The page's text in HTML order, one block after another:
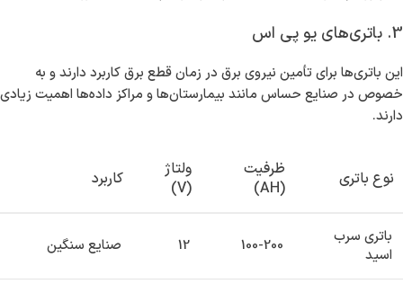
3. باتری‌های یو پی اس
این باتری‌ها برای تأمین نیروی برق در زمان قطع برق کاربرد دارند و به
خصوص در صنایع حساس مانند بیمارستان‌ها و مراکز داده‌ها اهمیت زیادی
دارند.
نوع باتری
ظرفیت
(AH)
ولتاژ
(V)
کاربرد
باتری سرب
اسید
100-200
12 صنایع سنگین